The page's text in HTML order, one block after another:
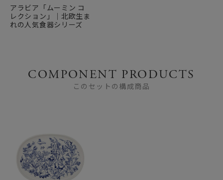
アラビア「ムーミン コ
レクション」｜北欧生ま
れの人気食器シリーズ
COMPONENT PRODUCTS
このセットの構成商品